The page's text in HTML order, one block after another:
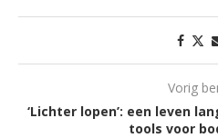
Vorig
‘Lichter lopen’: een leven
tools voor